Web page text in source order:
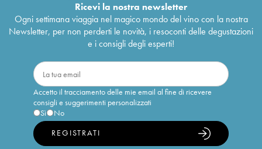
Ricevi la nostra newsletter
Ogni settimana viaggia nel magico mondo del vino con la nostra
Newsletter, per non perderti le novità, i resoconti delle degustazioni
e i consigli degli esperti!
Accetto il tracciamento delle mie email al fine di ricevere
consigli e suggerimenti personalizzati
Sì
No
REGISTRATI